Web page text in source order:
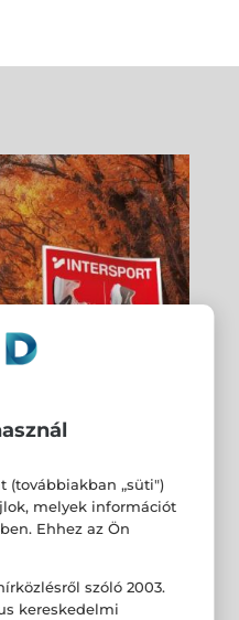
(továbbiakban „süti")
melyek információt
Ehhez az Ön
szóló 2003.
kereskedelmi